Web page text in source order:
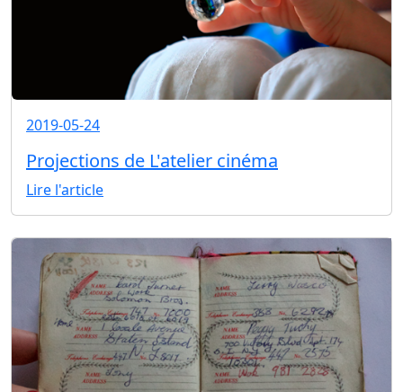
2019-05-24
Projections de L'atelier cinéma
Lire l'article